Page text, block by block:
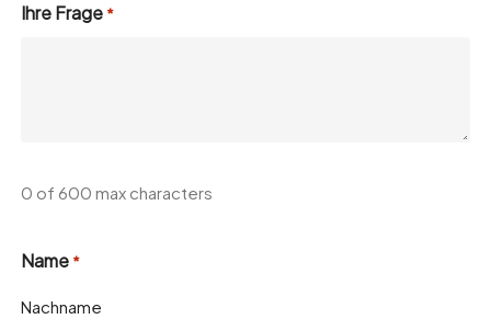
Ihre Frage *
0 of 600 max characters
Name *
Nachname